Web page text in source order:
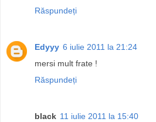
Răspundeți
Edyyy 6 iulie 2011 la 21:24
mersi mult frate !
Răspundeți
black 11 iulie 2011 la 15:40